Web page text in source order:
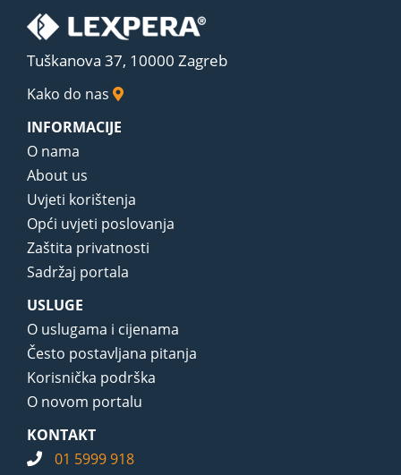
Tuškanova 37, 10000 Zagreb
Kako do nas
INFORMACIJE
O nama
About us
Uvjeti korištenja
Opći uvjeti poslovanja
Zaštita privatnosti
Sadržaj portala
USLUGE
O uslugama i cijenama
Često postavljana pitanja
Korisnička podrška
O novom portalu
KONTAKT
01 5999 918